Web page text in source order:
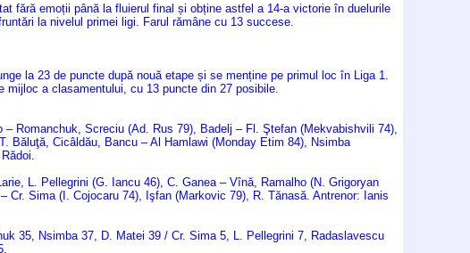
fără emoții până la fluierul final și obține astfel a 14-a victorie în duelurile
la nivelul primei ligi. Farul rămâne cu 13 succese.
la 23 de puncte după nouă etape și se menține pe primul loc în Liga 1.
mijloc a clasamentului, cu 13 puncte din 27 posibile.
– Romanchuk, Screciu (Ad. Rus 79), Badelj – Fl. Ştefan (Mekvabishvili 74),
Băluţă, Cicâldău, Bancu – Al Hamlawi (Monday Etim 84), Nsimba
L. Pellegrini (G. Iancu 46), C. Ganea – Vînă, Ramalho (N. Grigoryan
Cr. Sima (I. Cojocaru 74), Işfan (Markovic 79), R. Tănasă. Antrenor: Ianis
35, Nsimba 37, D. Matei 39 / Cr. Sima 5, L. Pellegrini 7, Radaslavescu